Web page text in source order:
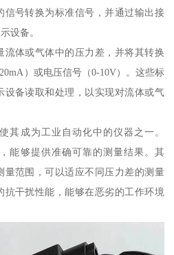
信号转换为标准信号，并通过输出接
设备。
流体或气体中的压力差，并将其转换
）或电压信号（0-10V）。这些标
设备读取和处理，以实现对流体或气
其成为工业自动化中的仪器之一。
能够提供准确可靠的测量结果。其
量范围，可以适应不同压力差的测量
抗干扰性能，能够在恶劣的工作环境